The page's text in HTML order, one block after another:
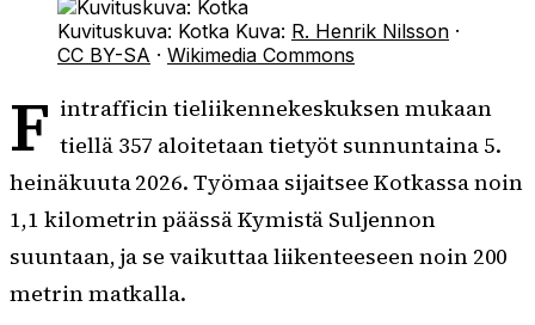
Kuvituskuva: Kotka Kuva: R. Henrik Nilsson ·
CC BY-SA · Wikimedia Commons
F intrafficin tieliikennekeskuksen mukaan
tiellä 357 aloitetaan tietyöt sunnuntaina 5.
heinäkuuta 2026. Työmaa sijaitsee Kotkassa noin
1,1 kilometrin päässä Kymistä Suljennon
suuntaan, ja se vaikuttaa liikenteeseen noin 200
metrin matkalla.